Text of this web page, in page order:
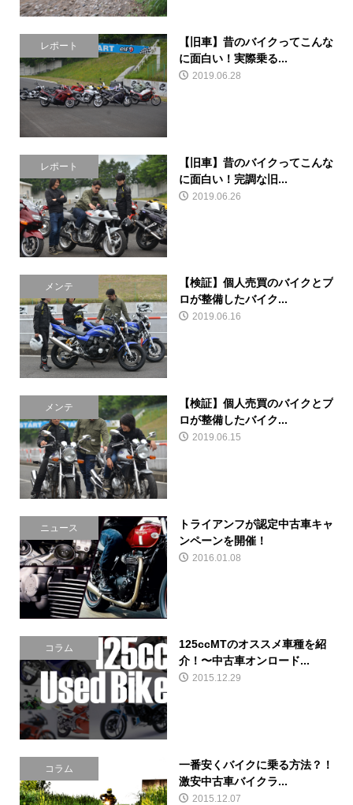
レポート
【旧車】昔のバイクってこんな
に面白い！実際乗る...
2019.06.28
レポート
【旧車】昔のバイクってこんな
に面白い！完調な旧...
2019.06.26
メンテ
【検証】個人売買のバイクとプ
ロが整備したバイク...
2019.06.16
メンテ
【検証】個人売買のバイクとプ
ロが整備したバイク...
2019.06.15
ニュース
トライアンフが認定中古車キャ
ンペーンを開催！
2016.01.08
コラム
125ccMTのオススメ車種を紹
介！〜中古車オンロード...
2015.12.29
コラム
一番安くバイクに乗る方法？！
激安中古車バイクラ...
2015.12.07